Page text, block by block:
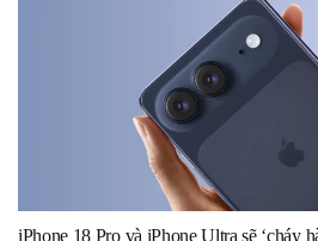
iPhone 18 Pro và iPhone Ultra sẽ ‘cháy